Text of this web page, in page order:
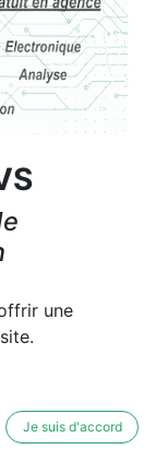
une
Je suis d'accord